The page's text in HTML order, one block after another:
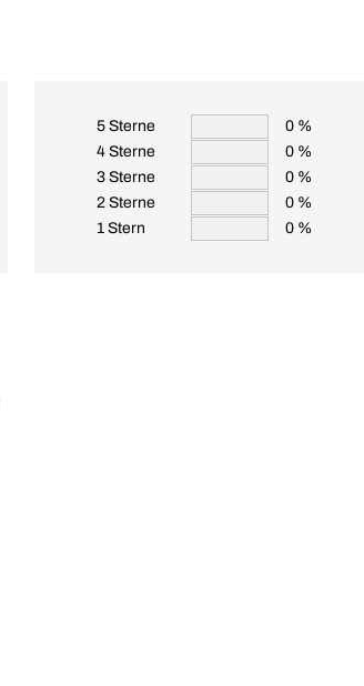
5 Sterne
0 %
4 Sterne
0 %
3 Sterne
0 %
2 Sterne
0 %
1 Stern
0 %